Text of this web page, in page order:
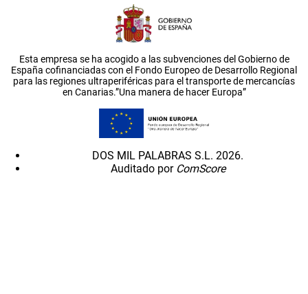
Esta empresa se ha acogido a las subvenciones del Gobierno de
España cofinanciadas con el Fondo Europeo de Desarrollo Regional
para las regiones ultraperiféricas para el transporte de mercancías
en Canarias.”Una manera de hacer Europa”
DOS MIL PALABRAS S.L. 2026.
Auditado por ComScore